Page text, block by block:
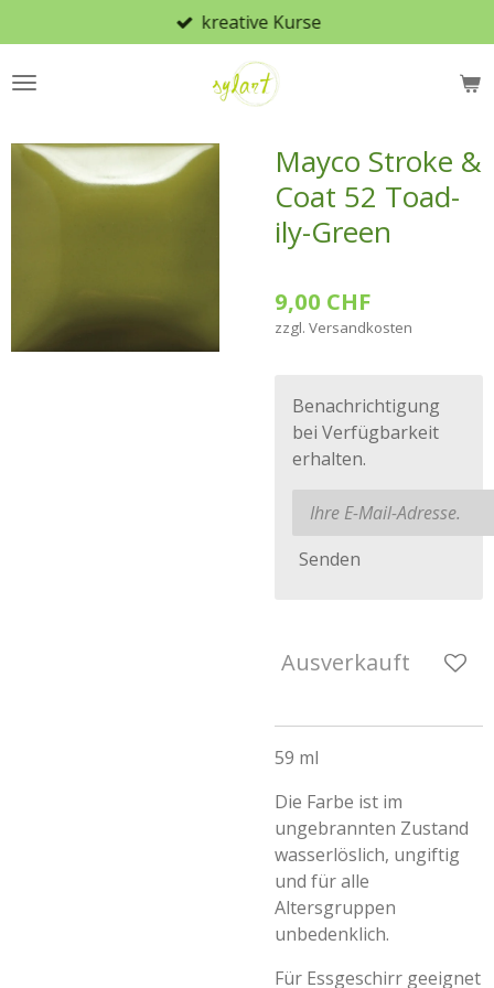
Hauptinhalt
springen
kreative Kurse
Mayco Stroke &
Coat 52 Toad-
ily-Green
9,00 CHF
zzgl. Versandkosten
Benachrichtigung
bei Verfügbarkeit
erhalten.
Senden
Ausverkauft
59 ml
Die Farbe ist im
ungebrannten Zustand
wasserlöslich, ungiftig
und für alle
Altersgruppen
unbedenklich.
Für Essgeschirr geeignet